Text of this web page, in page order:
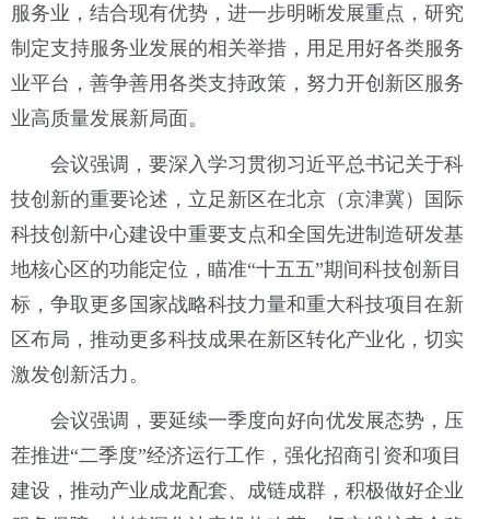
服务业，结合现有优势，进一步明晰发展重点，研究
制定支持服务业发展的相关举措，用足用好各类服务
业平台，善争善用各类支持政策，努力开创新区服务
业高质量发展新局面。
会议强调，要深入学习贯彻习近平总书记关于科
技创新的重要论述，立足新区在北京（京津冀）国际
科技创新中心建设中重要支点和全国先进制造研发基
地核心区的功能定位，瞄准“十五五”期间科技创新目
标，争取更多国家战略科技力量和重大科技项目在新
区布局，推动更多科技成果在新区转化产业化，切实
激发创新活力。
会议强调，要延续一季度向好向优发展态势，压
茬推进“二季度”经济运行工作，强化招商引资和项目
建设，推动产业成龙配套、成链成群，积极做好企业